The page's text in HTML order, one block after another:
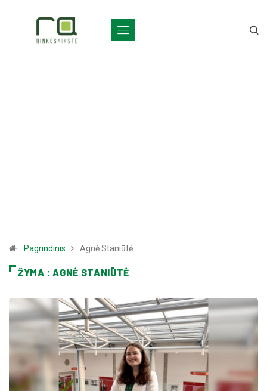
Pagrindinis Agnė Staniūtė
ŽYMA : AGNĖ STANIŪTĖ